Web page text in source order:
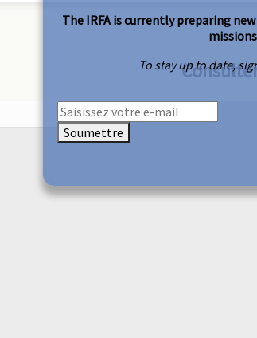
The IRFA is currently preparing
To stay up to date,
Soumettre